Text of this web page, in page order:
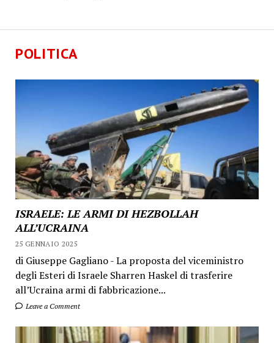
POLITICA
ISRAELE: LE ARMI DI HEZBOLLAH
ALL’UCRAINA
25 GENNAIO 2025
di Giuseppe Gagliano - La proposta del viceministro
degli Esteri di Israele Sharren Haskel di trasferire
all’Ucraina armi di fabbricazione...
Leave a Comment